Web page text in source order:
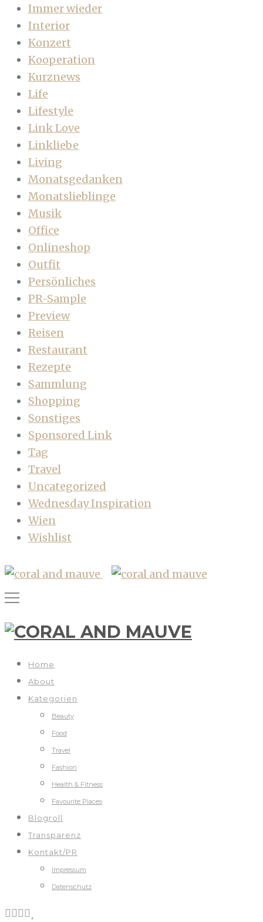
Immer wieder
Interior
Konzert
Kooperation
Kurznews
Life
Lifestyle
Link Love
Linkliebe
Living
Monatsgedanken
Monatslieblinge
Musik
Office
Onlineshop
Outfit
Persönliches
PR-Sample
Preview
Reisen
Restaurant
Rezepte
Sammlung
Shopping
Sonstiges
Sponsored Link
Tag
Travel
Uncategorized
Wednesday Inspiration
Wien
Wishlist
Home
About
Kategorien
Beauty
Food
Travel
Fashion
Health & Fitness
Favourite Places
Blogroll
Transparenz
Kontakt/PR
Impressum
Datenschutz